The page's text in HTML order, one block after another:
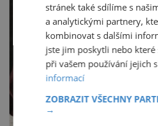
stránek také sdílíme s
a analytickými partnery,
kombinovat s dalšími
jste jim poskytli nebo
při vašem používání jejich
informací
ZOBRAZIT VŠECHNY
→